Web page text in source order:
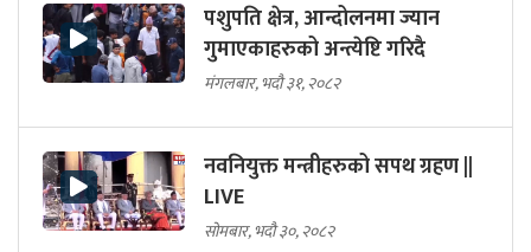
पशुपति क्षेत्र, आन्दोलनमा ज्यान
गुमाएकाहरुको अन्त्येष्टि गरिदै
मंगलबार, भदौ ३१, २०८२
नवनियुक्त मन्त्रीहरुको सपथ ग्रहण ||
LIVE
सोमबार, भदौ ३०, २०८२